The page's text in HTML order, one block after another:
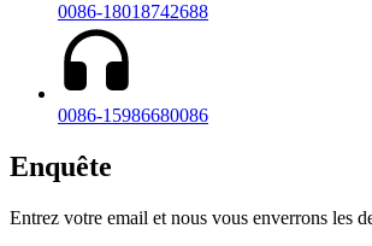
0086-18018742688
0086-15986680086
Enquête
Entrez votre email et nous vous enverrons les